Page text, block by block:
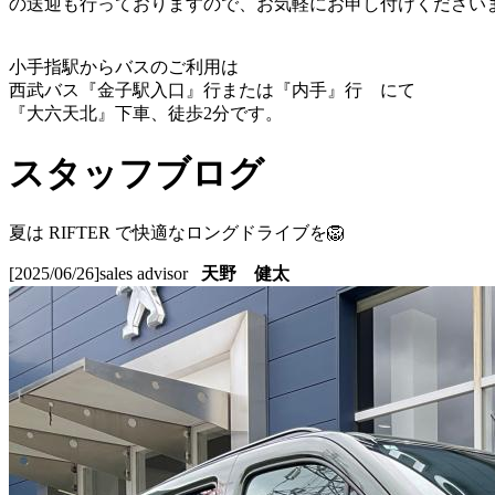
の送迎も行っておりますので、お気軽にお申し付けください
小手指駅からバスのご利用は
西武バス『金子駅入口』行または『内手』行 にて
『大六天北』下車、徒歩2分です。
スタッフブログ
夏は RIFTER で快適なロングドライブを🦁
[2025/06/26]sales advisor 天野 健太